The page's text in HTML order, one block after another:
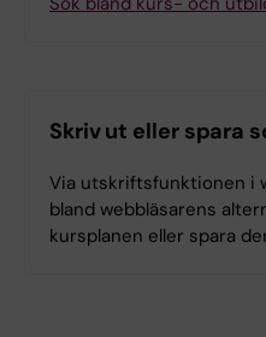
Skriv ut eller spara
Via utskriftsfunktionen i
bland webbläsarens
kursplanen eller spara